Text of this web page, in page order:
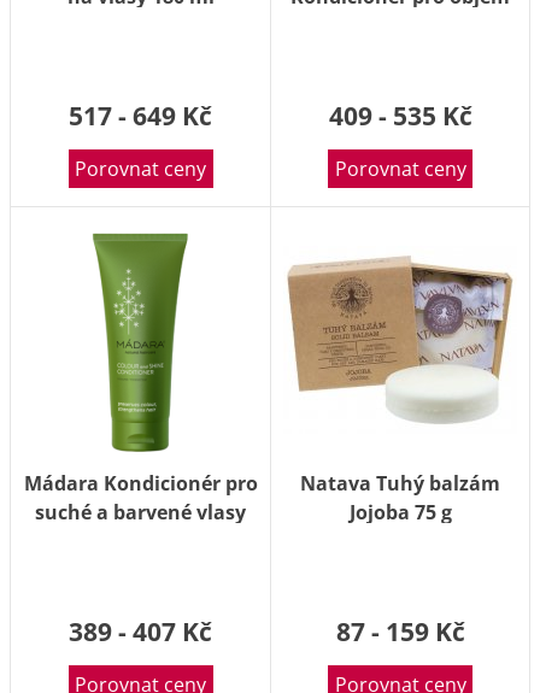
517 - 649 Kč
Porovnat ceny
409 - 535 Kč
Porovnat ceny
Mádara Kondicionér pro
suché a barvené vlasy
389 - 407 Kč
Porovnat ceny
Natava Tuhý balzám
Jojoba 75 g
87 - 159 Kč
Porovnat ceny